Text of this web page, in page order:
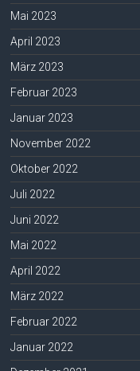
Mai 2023
April 2023
März 2023
Februar 2023
Januar 2023
November 2022
Oktober 2022
Juli 2022
Juni 2022
Mai 2022
April 2022
März 2022
Februar 2022
Januar 2022